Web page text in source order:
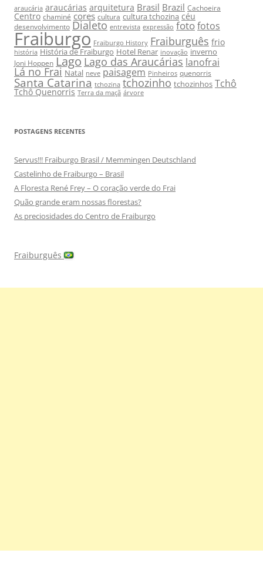
araucária araucárias arquitetura Brasil Brazil Cachoeira
Centro chaminé cores cultura cultura tchozina céu
desenvolvimento Dialeto entrevista expressão fotofotos
Fraiburgo Fraiburgo History Fraiburguês frio
história História de Fraiburgo Hotel Renar inovação inverno
Joni Hoppen Lago Lago das Araucárias lanofrai
Lá no Frai Natal neve paisagem Pinheiros quenorris
Santa Catarina tchozina tchozinho tchozinhos Tchô
Tchô Quenorris Terra da maçã árvore
POSTAGENS RECENTES
Servus!!! Fraiburgo Brasil / Memmingen Deutschland
Castelinho de Fraiburgo – Brasil
A Floresta René Frey – O coração verde do Frai
Quão grande eram nossas florestas?
As preciosidades do Centro de Fraiburgo
Fraiburguês